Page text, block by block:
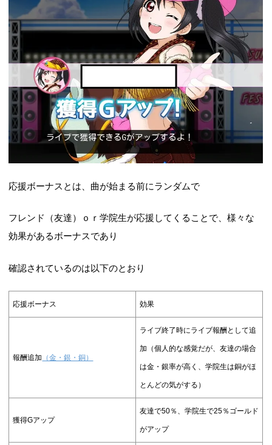
応援ボーナスとは、曲が始まる前にランダムで
フレンド（友達）ｏｒ学院生が応援してくることで、様々な
効果があるボーナスであり
確認されているのは以下のとおり
応援ボーナス 効果
報酬追加 （金・銀・銅）
ライブ終了時にライブ報酬として追
加（個人的な感覚だが、友達の場合
は金・銀率が高く、学院生は銅がほ
とんどの気がする）
獲得Gアップ
友達で50％、学院生で25％ゴールド
がアップ